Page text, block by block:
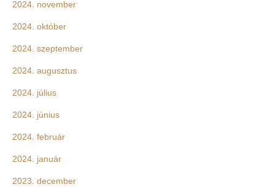
2024. november
2024. október
2024. szeptember
2024. augusztus
2024. július
2024. június
2024. február
2024. január
2023. december